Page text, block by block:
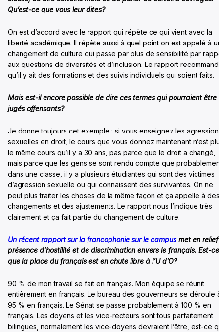
Qu’est-ce que vous leur dites?
On est d’accord avec le rapport qui répète ce qui vient avec la
liberté académique. Il répète aussi à quel point on est appelé à
changement de culture qui passe par plus de sensibilité par
aux questions de diversités et d’inclusion. Le rapport
qu’il y ait des formations et des suivis individuels qui soient faits.
Mais est-il encore possible de dire ces termes qui pourraient être
jugés offensants?
Je donne toujours cet exemple : si vous enseignez les
sexuelles en droit, le cours que vous donnez maintenant n’est
le même cours qu’il y a 30 ans, pas parce que le droit a changé,
mais parce que les gens se sont rendu compte que
dans une classe, il y a plusieurs étudiantes qui sont des victimes
d’agression sexuelle ou qui connaissent des survivantes. On ne
peut plus traiter les choses de la même façon et ça appelle à des
changements et des ajustements. Le rapport nous l’indique très
clairement et ça fait partie du changement de culture.
Un récent rapport sur la francophonie sur le campusmet en
présence d’hostilité et de discrimination envers le français. Est-ce
que la place du français est en chute libre à l’U d’O?
90 % de mon travail se fait en français. Mon équipe se réunit
entièrement en français. Le bureau des gouverneurs se déroule
95 % en français. Le Sénat se passe probablement à 100 % en
français. Les doyens et les vice-recteurs sont tous parfaitement
bilingues, normalement les vice-doyens devraient l’être, est-ce